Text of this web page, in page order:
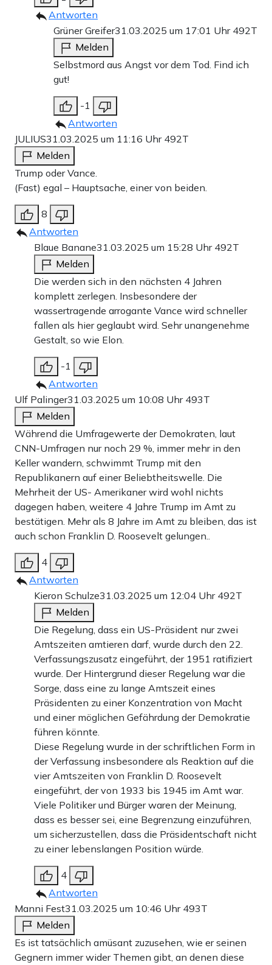
Antworten
Grüner Greifer31.03.2025 um 17:01 Uhr 492T
Melden
Selbstmord aus Angst vor dem Tod. Find ich
gut!
-1
Antworten
JULIUS31.03.2025 um 11:16 Uhr 492T
Melden
Trump oder Vance.
(Fast) egal – Hauptsache, einer von beiden.
8
Antworten
Blaue Banane31.03.2025 um 15:28 Uhr 492T
Melden
Die werden sich in den nächsten 4 Jahren
komplett zerlegen. Insbesondere der
wassertragende arrogante Vance wird schneller
fallen als hier geglaubt wird. Sehr unangenehme
Gestalt, so wie Elon.
-1
Antworten
Ulf Palinger31.03.2025 um 10:08 Uhr 493T
Melden
Während die Umfragewerte der Demokraten, laut
CNN-Umfragen nur noch 29 %, immer mehr in den
Keller wandern, schwimmt Trump mit den
Republikanern auf einer Beliebtheitswelle. Die
Mehrheit der US- Amerikaner wird wohl nichts
dagegen haben, weitere 4 Jahre Trump im Amt zu
bestätigen. Mehr als 8 Jahre im Amt zu bleiben, das ist
auch schon Franklin D. Roosevelt gelungen..
4
Antworten
Kieron Schulze31.03.2025 um 12:04 Uhr 492T
Melden
Die Regelung, dass ein US-Präsident nur zwei
Amtszeiten amtieren darf, wurde durch den 22.
Verfassungszusatz eingeführt, der 1951 ratifiziert
wurde. Der Hintergrund dieser Regelung war die
Sorge, dass eine zu lange Amtszeit eines
Präsidenten zu einer Konzentration von Macht
und einer möglichen Gefährdung der Demokratie
führen könnte.
Diese Regelung wurde in der schriftlichen Form in
der Verfassung insbesondere als Reaktion auf die
vier Amtszeiten von Franklin D. Roosevelt
eingeführt, der von 1933 bis 1945 im Amt war.
Viele Politiker und Bürger waren der Meinung,
dass es besser sei, eine Begrenzung einzuführen,
um sicherzustellen, dass die Präsidentschaft nicht
zu einer lebenslangen Position würde.
4
Antworten
Manni Fest31.03.2025 um 10:46 Uhr 493T
Melden
Es ist tatsächlich amüsant zuzusehen, wie er seinen
Gegnern immer wider Themen gibt, an denen diese